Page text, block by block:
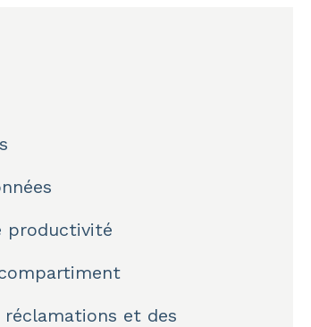
productivité
et des